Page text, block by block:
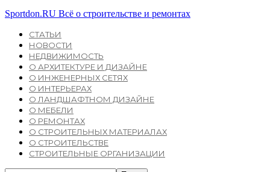
Sportdon.RU Всё о строительстве и ремонтах
СТАТЬИ
НОВОСТИ
НЕДВИЖИМОСТЬ
О АРХИТЕКТУРЕ И ДИЗАЙНЕ
О ИНЖЕНЕРНЫХ СЕТЯХ
О ИНТЕРЬЕРАХ
О ЛАНДШАФТНОМ ДИЗАЙНЕ
О МЕБЕЛИ
О РЕМОНТАХ
О СТРОИТЕЛЬНЫХ МАТЕРИАЛАХ
О СТРОИТЕЛЬСТВЕ
СТРОИТЕЛЬНЫЕ ОРГАНИЗАЦИИ